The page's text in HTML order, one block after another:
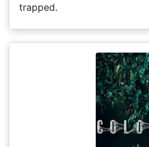
trapped.